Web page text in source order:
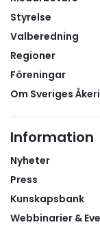
Styrelse
Valberedning
Regioner
Föreningar
Om Sveriges
Information
Nyheter
Press
Kunskapsbank
Webbinarier &